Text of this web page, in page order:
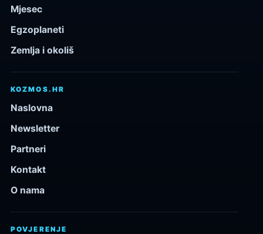
Mjesec
Egzoplaneti
Zemlja i okoliš
KOZMOS.HR
Naslovna
Newsletter
Partneri
Kontakt
O nama
POVJERENJE